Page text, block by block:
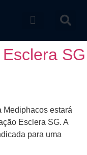
SG
Mediphacos estará
Esclera SG. A
para uma